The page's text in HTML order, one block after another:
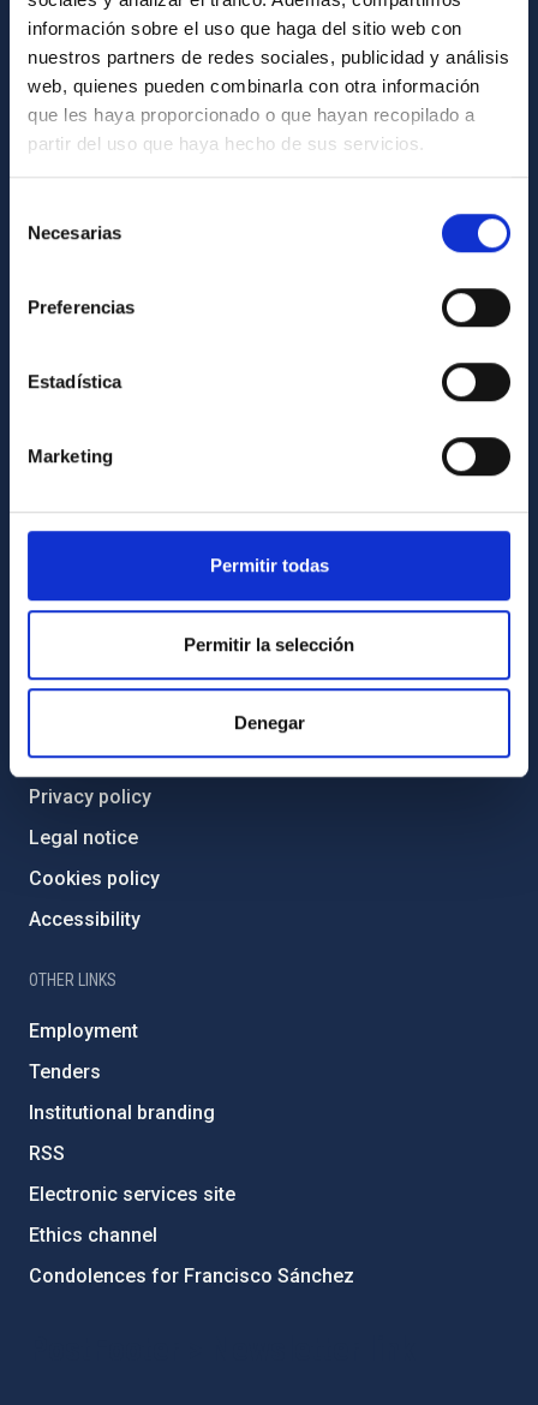
información sobre el uso que haga del sitio web con
nuestros partners de redes sociales, publicidad y análisis
web, quienes pueden combinarla con otra información
que les haya proporcionado o que hayan recopilado a
partir del uso que haya hecho de sus servicios.
Necesarias
Preferencias
Estadística
Marketing
Permitir todas
Permitir la selección
Denegar
How to get to the IAC
List of personnel
Library
ABOUT THE IAC
Transparency
Severo Ochoa Programme
Sitemap
Privacy policy
Legal notice
Cookies policy
Accessibility
OTHER LINKS
Employment
Tenders
Institutional branding
RSS
Electronic services site
Ethics channel
Condolences for Francisco Sánchez